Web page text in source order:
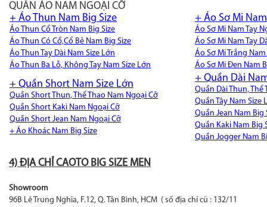
QUẦN ÁO NAM NGOẠI CỠ
+ Áo Thun Nam Big Size
Áo Thun Cổ Tròn Nam Big Size
Áo Thun Có Cổ,Cổ Bẻ Nam Big Size
Áo Thun Tay Dài Nam Size Lớn
Áo Thun Ba Lỗ, Không Tay Nam Size Lớn
+ Áo Sơ Mi
Áo Sơ Mi Nam Tay
Áo Sơ Mi Nam Tay
Áo Sơ Mi Trắng Nam
Áo Sơ Mi Đen Nam
+ Quần Short Nam Size Lớn
Quần Short Thun, Thể Thao Nam Ngoại Cỡ
Quần Short Kaki Nam Ngoại Cỡ
Quần Short Jean Nam Ngoại Cỡ
+ Áo Khoác Nam Big Size
+ Quần Dài
Quần Dài Thun, Thể
Quần Tây Nam Size
Quần Jean Nam Big
Quần Kaki Nam Big
Quần Jogger Nam
4) ĐỊA CHỈ CAOTO BIG SIZE MEN
Showroom
96B Lê Trung Nghĩa, F.12, Q. Tân Bình, HCM ( số địa chỉ cũ : 132/11